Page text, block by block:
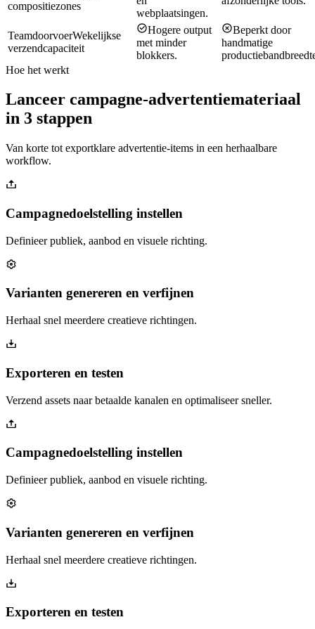
compositiezones
webplaatsingen.
TeamdoorvoerWekelijkse
verzendcapaciteit
Hogere output
met minder
blokkers.
Beperkt door
handmatige
Hoe het werkt
Lanceer campagne-advertentiemateriaal
in 3 stappen
Van korte tot exportklare advertentie-items in een herhaalbare
workflow.
Campagnedoelstelling instellen
Definieer publiek, aanbod en visuele richting.
Varianten genereren en verfijnen
Herhaal snel meerdere creatieve richtingen.
Exporteren en testen
Verzend assets naar betaalde kanalen en optimaliseer sneller.
Campagnedoelstelling instellen
Definieer publiek, aanbod en visuele richting.
Varianten genereren en verfijnen
Herhaal snel meerdere creatieve richtingen.
Exporteren en testen